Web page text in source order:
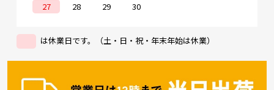
27
28 29 30
は休業日です。（土・日・祝・年末年始は休業）